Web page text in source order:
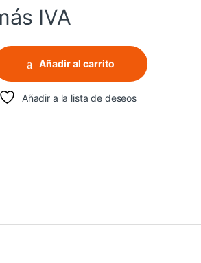
IVA
cm. Con Reflejante quantity
Añadir al carrito
Añadir a la lista de deseos